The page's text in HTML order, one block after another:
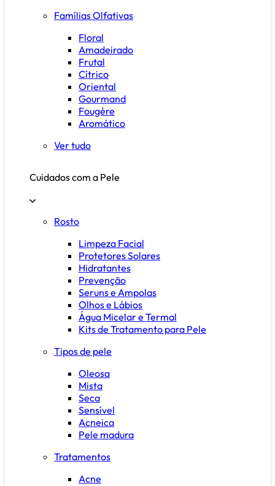
Famílias Olfativas
Floral
Amadeirado
Frutal
Cítrico
Oriental
Gourmand
Fougère
Aromático
Ver tudo
Cuidados com a Pele
Rosto
Limpeza Facial
Protetores Solares
Hidratantes
Prevenção
Seruns e Ampolas
Olhos e Lábios
Água Micelar e Termal
Kits de Tratamento para Pele
Tipos de pele
Oleosa
Mista
Seca
Sensível
Acneica
Pele madura
Tratamentos
Acne